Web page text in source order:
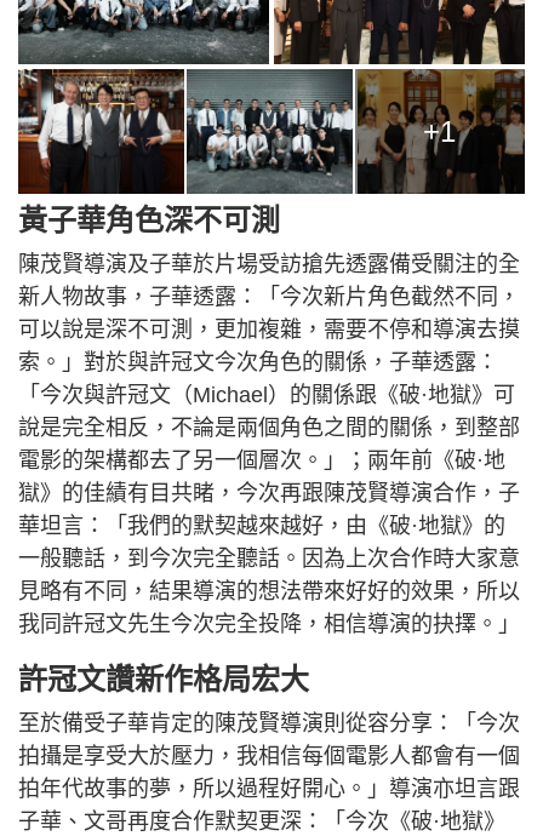
+1
黃子華角色深不可測
陳茂賢導演及子華於片場受訪搶先透露備受關注的全
新人物故事，子華透露：「今次新片角色截然不同，
可以說是深不可測，更加複雜，需要不停和導演去摸
索。」對於與許冠文今次角色的關係，子華透露：
「今次與許冠文（Michael）的關係跟《破·地獄》可
說是完全相反，不論是兩個角色之間的關係，到整部
電影的架構都去了另一個層次。」；兩年前《破·地
獄》的佳績有目共睹，今次再跟陳茂賢導演合作，子
華坦言：「我們的默契越來越好，由《破·地獄》的
一般聽話，到今次完全聽話。因為上次合作時大家意
見略有不同，結果導演的想法帶來好好的效果，所以
我同許冠文先生今次完全投降，相信導演的抉擇。」
許冠文讚新作格局宏大
至於備受子華肯定的陳茂賢導演則從容分享：「今次
拍攝是享受大於壓力，我相信每個電影人都會有一個
拍年代故事的夢，所以過程好開心。」導演亦坦言跟
子華、文哥再度合作默契更深：「今次《破·地獄》